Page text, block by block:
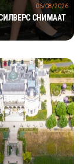
СНИМААТ
06/08/2026